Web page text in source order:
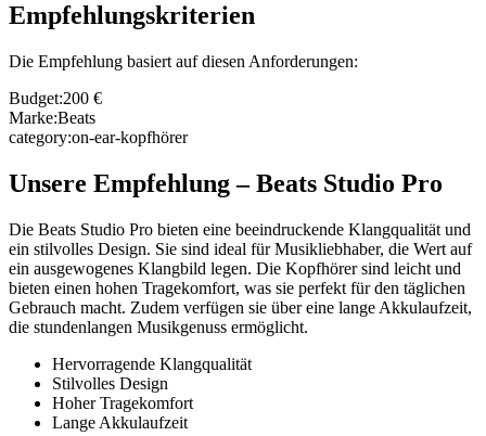
Empfehlungskriterien
Die Empfehlung basiert auf diesen Anforderungen:
Budget:200 €
Marke:Beats
category:on-ear-kopfhörer
Unsere Empfehlung–Beats Studio Pro
Die Beats Studio Pro bieten eine beeindruckende Klangqualität und
ein stilvolles Design. Sie sind ideal für Musikliebhaber, die Wert auf
ein ausgewogenes Klangbild legen. Die Kopfhörer sind leicht und
bieten einen hohen Tragekomfort, was sie perfekt für den täglichen
Gebrauch macht. Zudem verfügen sie über eine lange Akkulaufzeit,
die stundenlangen Musikgenuss ermöglicht.
Hervorragende Klangqualität
Stilvolles Design
Hoher Tragekomfort
Lange Akkulaufzeit